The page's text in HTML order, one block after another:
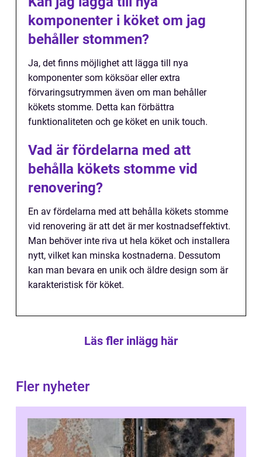
komponenter i köket om jag
behåller stommen?
Ja, det finns möjlighet att lägga till nya
komponenter som köksöar eller extra
förvaringsutrymmen även om man behåller
kökets stomme. Detta kan förbättra
funktionaliteten och ge köket en unik touch.
Vad är fördelarna med att
behålla kökets stomme vid
renovering?
En av fördelarna med att behålla kökets stomme
vid renovering är att det är mer kostnadseffektivt.
Man behöver inte riva ut hela köket och installera
nytt, vilket kan minska kostnaderna. Dessutom
kan man bevara en unik och äldre design som är
karakteristisk för köket.
Läs fler inlägg här
Fler nyheter